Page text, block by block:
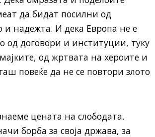
да бидат посилни од
и надежта. И дека Европа не е
од договори и институции, туку
од жртвата на хероите и
повеќе да не се повтори злото
цената на слободата.
борба за своја држава, за